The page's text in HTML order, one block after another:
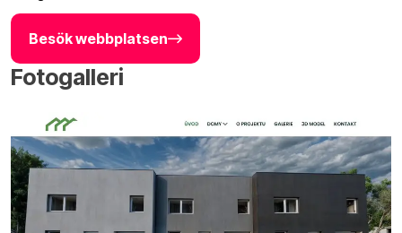
Besök webbplatsen
Fotogalleri